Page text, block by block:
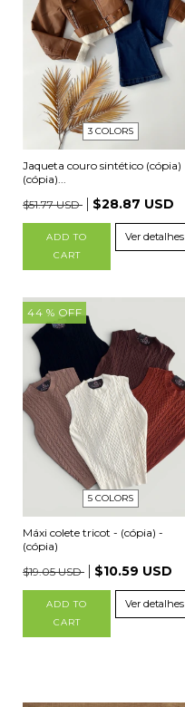
3 COLORS
Jaqueta couro sintético (cópia)
(cópia)...
$51.77 USD
$28.87 USD
ADD TO
CART
Ver detalhes
44 % OFF
5 COLORS
Máxi colete tricot - (cópia) -
(cópia)
$19.05 USD
$10.59 USD
ADD TO
CART
Ver detalhes